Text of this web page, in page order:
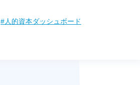
#人的資本ダッシュボード